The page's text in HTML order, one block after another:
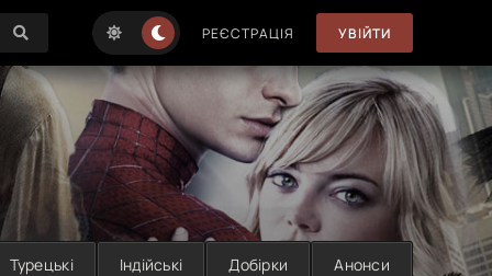
РЕЄСТРАЦІЯ УВІЙТИ
Турецькі Індійські Добірки Анонси